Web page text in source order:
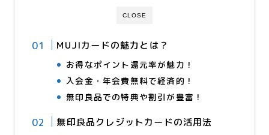
CLOSE
MUJIカードの魅力とは？
お得なポイント還元率が魅力！
入会金・年会費無料で経済的！
無印良品での特典や割引が豊富！
無印良品クレジットカードの活用法